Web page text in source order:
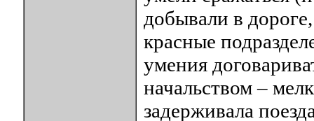
добывали в
красные
умения
начальством –
задерживала